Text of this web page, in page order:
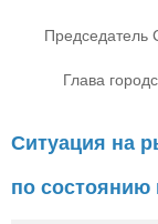
Председатель
Глава
Ситуация на
по состоянию